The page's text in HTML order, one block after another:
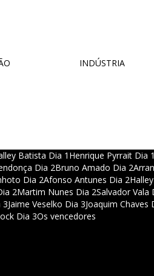
INDÚSTRIA
Batista Dia 1 Henrique Pyrrait Dia 1
Dia 2Bruno Amado Dia 2
Dia 2Afonso Antunes Dia 2
2Martim Nunes Dia 2Salvador Vala
3Jaime Veselko Dia 3Joaquim Chaves
Dia 3Os vencedores